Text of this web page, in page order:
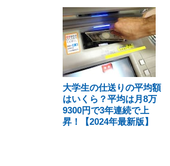
大学生の仕送りの平均額
はいくら？平均は月8万
9300円で3年連続で上
昇！【2024年最新版】